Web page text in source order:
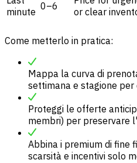
minute 0–6
or clear
Come metterlo in pratica:
Mappa la curva di
settimana e stagione
Proteggi le offerte
membri) per preservare
Abbina i premium di fine
scarsità e incentivi solo